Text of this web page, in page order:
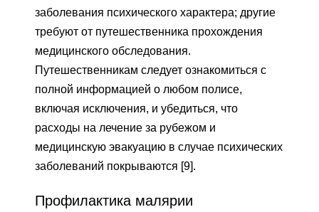
заболевания психического характера; другие
требуют от путешественника прохождения
медицинского обследования.
Путешественникам следует ознакомиться с
полной информацией о любом полисе,
включая исключения, и убедиться, что
расходы на лечение за рубежом и
медицинскую эвакуацию в случае психических
заболеваний покрываются [9].
Профилактика малярии